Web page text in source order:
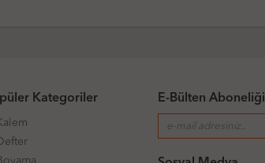
Kategoriler E-Bülten Aboneliği